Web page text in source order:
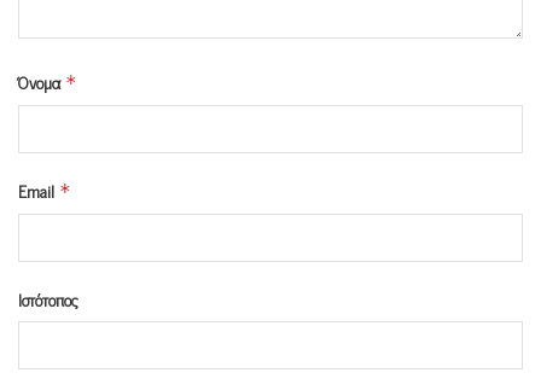
Όνομα *
Email *
Ιστότοπος